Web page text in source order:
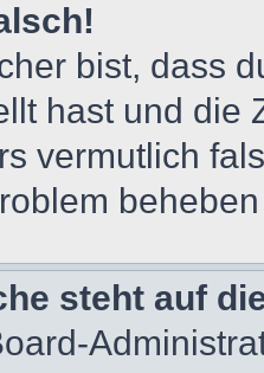
bist, dass
hast und die
vermutlich
steht auf